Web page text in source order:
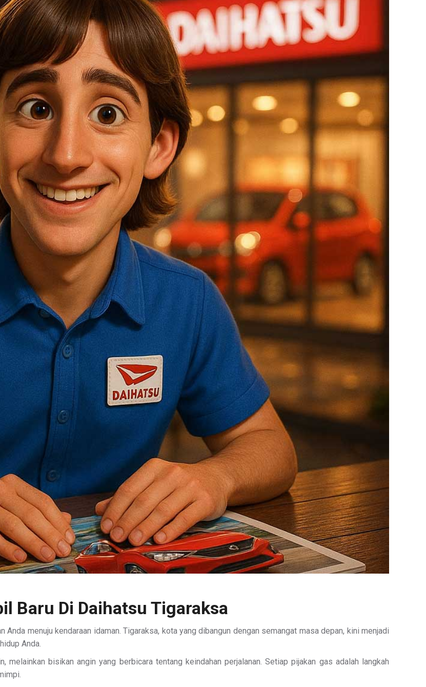
Baru Di Daihatsu Tigaraksa
menuju kendaraan idaman. Tigaraksa, kota yang dibangun dengan semangat masa depan, kini menjadi
Anda.
bisikan angin yang berbicara tentang keindahan perjalanan. Setiap pijakan gas adalah langkah